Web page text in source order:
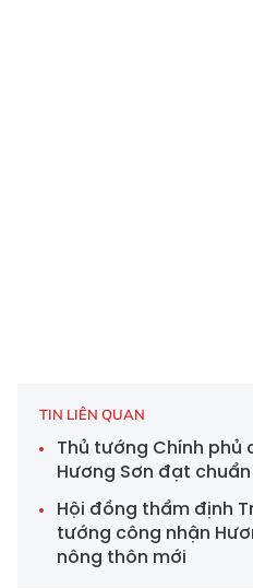
TIN LIÊN QUAN
Thủ tướng Chính phủ
Hương Sơn đạt
Hội đồng thẩm định
tướng công nhận
nông thôn mới